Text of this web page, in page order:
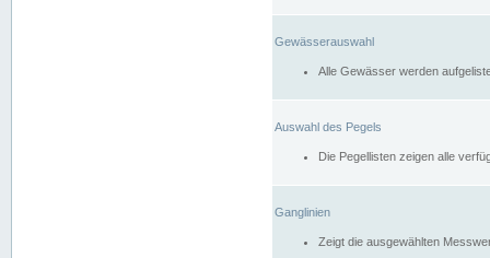
Gewässerauswahl
Alle Gewässer werden
Auswahl des Pegels
Die Pegellisten zeigen alle
Ganglinien
Zeigt die ausgewählten